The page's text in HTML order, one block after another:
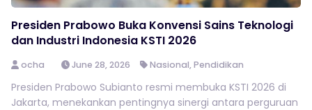
Presiden Prabowo Buka Konvensi Sains Teknologi
dan Industri Indonesia KSTI 2026
ocha June 28, 2026 Nasional,Pendidikan
Presiden Prabowo Subianto resmi membuka KSTI 2026 di
Jakarta, menekankan pentingnya sinergi antara perguruan